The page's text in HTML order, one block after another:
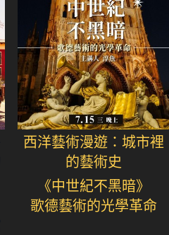
西洋藝術漫遊：城市裡
的藝術史
《中世紀不黑暗》
歌德藝術的光學革命